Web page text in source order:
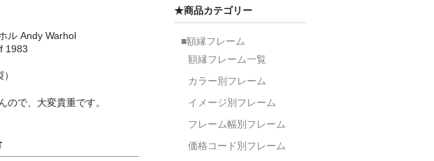
ル Andy Warhol
1983
ので、大変貴重です。
★商品カテゴリー
■額縁フレーム
額縁フレーム一覧
カラー別フレーム
イメージ別フレーム
フレーム幅別フレーム
価格コード別フレーム